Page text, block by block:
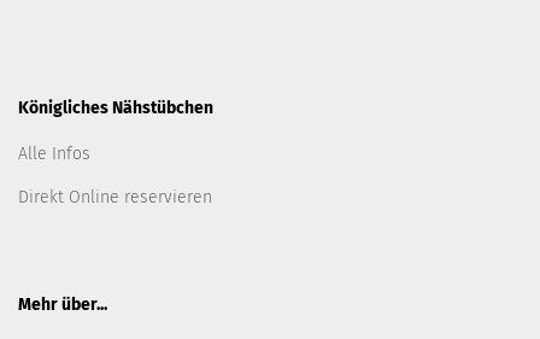
Königliches Nähstübchen
Alle Infos
Direkt Online reservieren
Mehr über...